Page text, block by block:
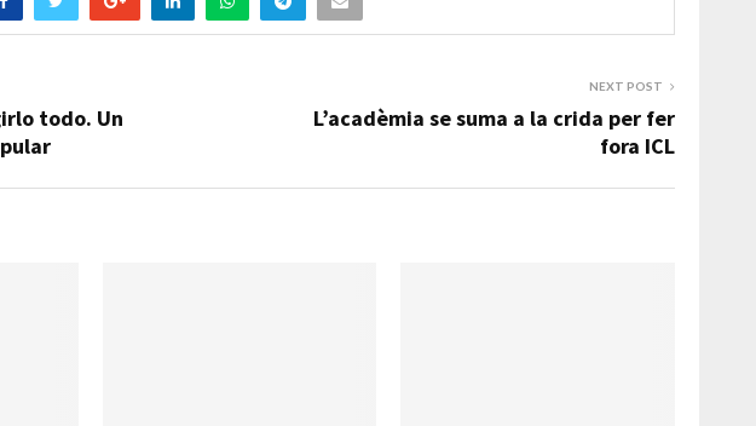
todo. Un
NEXT POST
L’acadèmia se suma a la crida per fer
fora ICL